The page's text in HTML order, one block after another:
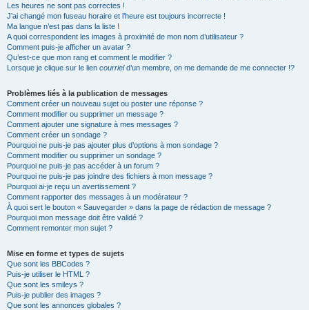
Les heures ne sont pas correctes !
J’ai changé mon fuseau horaire et l’heure est toujours incorrecte !
Ma langue n’est pas dans la liste !
A quoi correspondent les images à proximité de mon nom d’utilisateur ?
Comment puis-je afficher un avatar ?
Qu’est-ce que mon rang et comment le modifier ?
Lorsque je clique sur le lien courrield’un membre, on me demande de me connecter !?
Problèmes liés à la publication de messages
Comment créer un nouveau sujet ou poster une réponse ?
Comment modifier ou supprimer un message ?
Comment ajouter une signature à mes messages ?
Comment créer un sondage ?
Pourquoi ne puis-je pas ajouter plus d’options à mon sondage ?
Comment modifier ou supprimer un sondage ?
Pourquoi ne puis-je pas accéder à un forum ?
Pourquoi ne puis-je pas joindre des fichiers à mon message ?
Pourquoi ai-je reçu un avertissement ?
Comment rapporter des messages à un modérateur ?
À quoi sert le bouton « Sauvegarder » dans la page de rédaction de message ?
Pourquoi mon message doit être validé ?
Comment remonter mon sujet ?
Mise en forme et types de sujets
Que sont les BBCodes ?
Puis-je utiliser le HTML ?
Que sont les smileys ?
Puis-je publier des images ?
Que sont les annonces globales ?